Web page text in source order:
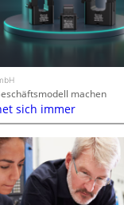
machen
sich immer